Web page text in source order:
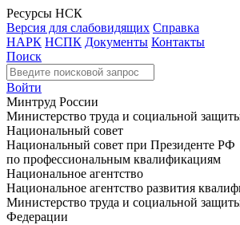
Ресурсы НСК
Версия для слабовидящих Справка
НАРК НСПК Документы Контакты
Поиск
Войти
Минтруд России
Министерство труда и социальной
Национальный совет
Национальный совет при Президенте РФ
по профессиональным квалификациям
Национальное агентство
Национальное агентство развития
Министерство труда и социальной
Федерации